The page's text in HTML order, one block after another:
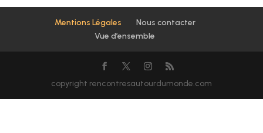
Mentions Légales
Nous contacter
Vue d’ensemble
copyright rencontresautourdumonde.com